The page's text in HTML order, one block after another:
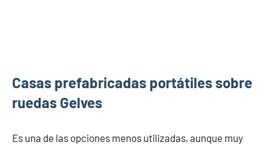
Casas prefabricadas portátiles sobre
ruedas Gelves
Es una de las opciones menos utilizadas, aunque muy